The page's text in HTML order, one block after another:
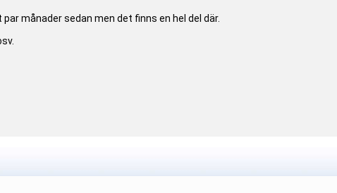
månader sedan men det finns en hel del där.